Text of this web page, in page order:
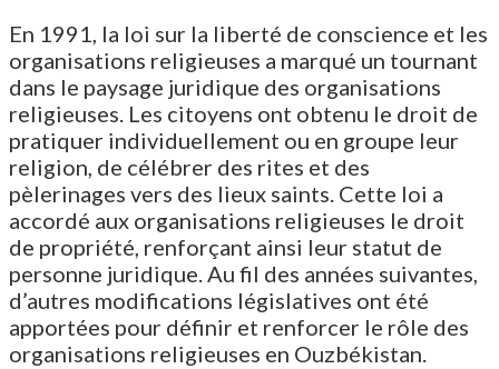
En 1991, la loi sur la liberté de conscience et les
organisations religieuses a marqué un tournant
dans le paysage juridique des organisations
religieuses. Les citoyens ont obtenu le droit de
pratiquer individuellement ou en groupe leur
religion, de célébrer des rites et des
pèlerinages vers des lieux saints. Cette loi a
accordé aux organisations religieuses le droit
de propriété, renforçant ainsi leur statut de
personne juridique. Au fil des années suivantes,
d’autres modifications législatives ont été
apportées pour définir et renforcer le rôle des
organisations religieuses en Ouzbékistan.